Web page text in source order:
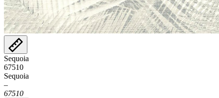
Sequoia
67510
Sequoia
–
67510